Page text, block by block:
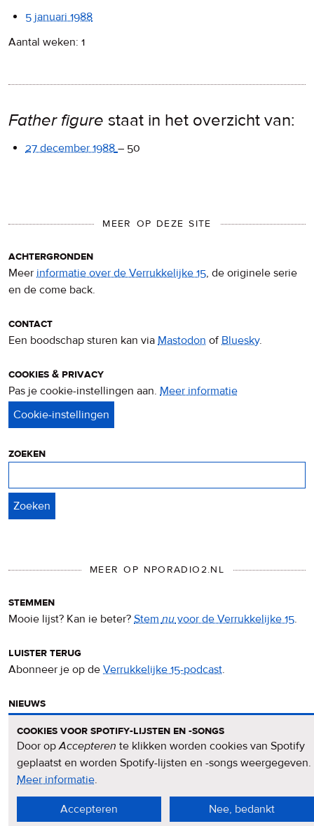
5 januari 1988
Aantal weken: 1
Father figure staat in het overzicht van:
27 december 1988 – 50
MEER OP DEZE SITE
achtergronden
Meer informatie over de Verrukkelijke 15, de originele serie
en de come back.
contact
Een boodschap sturen kan via Mastodon ofBluesky.
cookies & privacy
Pas je cookie-instellingen aan. Meer informatie
zoeken
MEER OP NPORADIO2.NL
stemmen
Mooie lijst? Kan ie beter? Stemnuvoor de Verrukkelijke 15.
luister terug
Abonneer je op de Verrukkelijke 15-podcast.
nieuws
nieuwsbrief
Meld je aan voor deVerrukkelijke 15-nieuwsbrief.
cookies voor spotify-lijsten en -songs
Door opAccepteren te klikken worden cookies van Spotify
geplaatst en worden Spotify-lijsten en -songs weergegeven.
Meer informatieover
privacy
&
.
Accepteren Nee, bedankt